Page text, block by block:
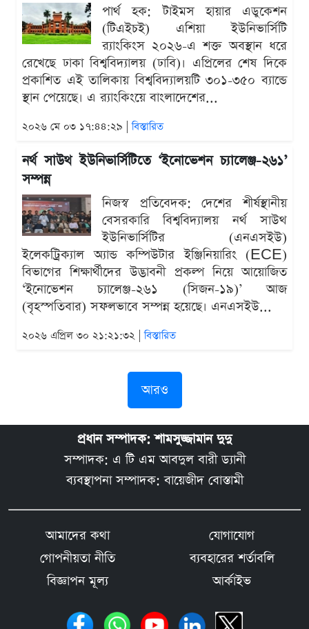
পার্থ হক: টাইমস হায়ার এডুকেশন
(টিএইচই) এশিয়া ইউনিভার্সিটি
র‍্যাংকিংস ২০২৬-এ শক্ত অবস্থান ধরে
রেখেছে ঢাকা বিশ্ববিদ্যালয় (ঢাবি)। এপ্রিলের শেষ দিকে
প্রকাশিত এই তালিকায় বিশ্ববিদ্যালয়টি ৩০১-৩৫০ ব্যান্ডে
স্থান পেয়েছে। এ র‍্যাংকিংয়ে বাংলাদেশের...
২০২৬ মে ০৩ ১৭:৪৪:২৯ |বিস্তারিত
নর্থ সাউথ ইউনিভার্সিটিতে ‘ইনোভেশন চ্যালেঞ্জ-২৬১’
সম্পন্ন
নিজস্ব প্রতিবেদক: দেশের শীর্ষস্থানীয়
বেসরকারি বিশ্ববিদ্যালয় নর্থ সাউথ
ইউনিভার্সিটির (এনএসইউ)
ইলেকট্রিক্যাল অ্যান্ড কম্পিউটার ইঞ্জিনিয়ারিং (ECE)
বিভাগের শিক্ষার্থীদের উদ্ভাবনী প্রকল্প নিয়ে আয়োজিত
‘ইনোভেশন চ্যালেঞ্জ-২৬১ (সিজন-১৯)’ আজ
(বৃহস্পতিবার) সফলভাবে সম্পন্ন হয়েছে। এনএসইউ...
২০২৬ এপ্রিল ৩০ ২১:২১:৩২ |বিস্তারিত
আরও
প্রধান সম্পাদক: শামসুজ্জামান দুদু
সম্পাদক: এ টি এম আবদুল বারী ড্যানী
ব্যবস্থাপনা সম্পাদক: বায়েজীদ বোস্তামী
আমাদের কথা
যোগাযোগ
গোপনীয়তা নীতি
ব্যবহারের শর্তাবলি
বিজ্ঞাপন মূল্য
আর্কাইভ